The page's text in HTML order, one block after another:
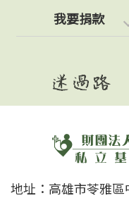
我要捐款
地址： 高雄市苓雅